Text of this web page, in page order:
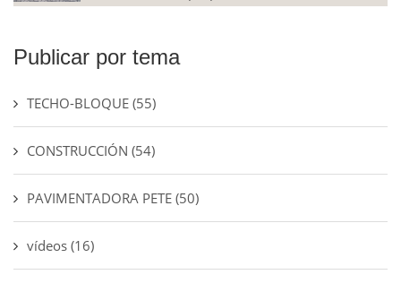
Publicar por tema
TECHO-BLOQUE (55)
CONSTRUCCIÓN (54)
PAVIMENTADORA PETE (50)
vídeos (16)